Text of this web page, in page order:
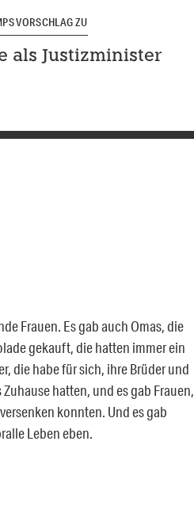
VORSCHLAG ZU
als Justizminister
Frauen. Es gab auch Omas, die
gekauft, die hatten immer ein
die habe für sich, ihre Brüder und
hatten, und es gab Frauen,
konnten. Und es gab
Leben eben.